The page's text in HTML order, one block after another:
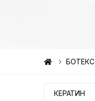
БОТЕКС
КЕРАТИН